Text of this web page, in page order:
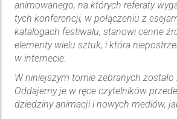
animowanego, na których referaty
tych konferencji, w połączeniu z
katalogach festiwalu, stanowi cenne
elementy wielu sztuk, i która
w internecie.
W niniejszym tomie zebranych
Oddajemy je w ręce czytelników
dziedziny animacji i nowych mediów,